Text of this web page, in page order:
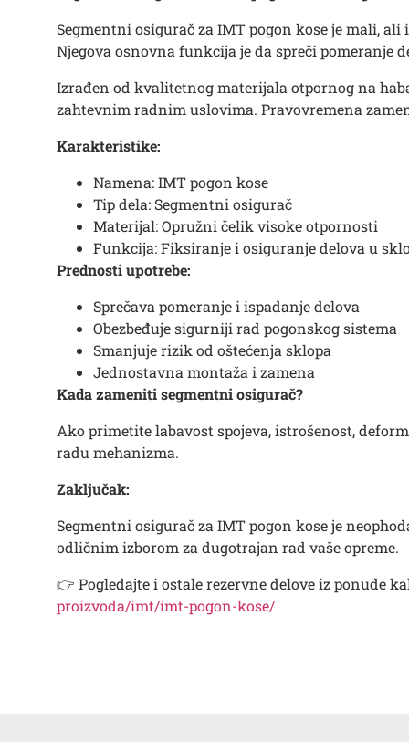
Segmentni osigurač za IMT pogon kose je mali,
Njegova osnovna funkcija je da spreči pomeranje
Izrađen od kvalitetnog materijala otpornog na
zahtevnim radnim uslovima. Pravovremena
Karakteristike:
Namena: IMT pogon kose
Tip dela: Segmentni osigurač
Materijal: Opružni čelik visoke otpornosti
Funkcija: Fiksiranje i osiguranje delova u
Prednosti upotrebe:
Sprečava pomeranje i ispadanje delova
Obezbeđuje sigurniji rad pogonskog sistema
Smanjuje rizik od oštećenja sklopa
Jednostavna montaža i zamena
Kada zameniti segmentni osigurač?
Ako primetite labavost spojeva, istrošenost,
radu mehanizma.
Zaključak:
Segmentni osigurač za IMT pogon kose je
odličnim izborom za dugotrajan rad vaše opreme.
👉 Pogledajte i ostale rezervne delove iz ponude
proizvoda/imt/imt-pogon-kose/